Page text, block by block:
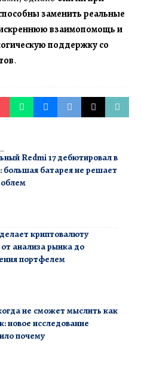
заменить реальные
взаимопомощь и
поддержку со
.
Redmi 17 дебютировал в
большая батарея не решает
криптовалюту
анализа рынка до
портфелем
не сможет мыслить как
новое исследование
почему